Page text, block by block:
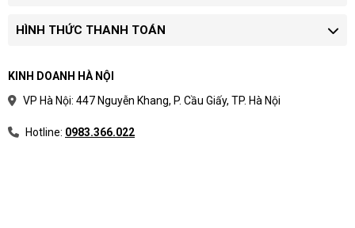
HÌNH THỨC THANH TOÁN
KINH DOANH HÀ NỘI
VP Hà Nội: 447 Nguyễn Khang, P. Cầu Giấy, TP. Hà Nội
Hotline: 0983.366.022